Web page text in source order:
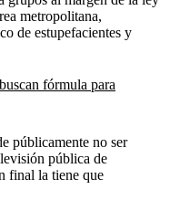
metropolitana,
de estupefacientes y
fórmula para
públicamente no ser
pública de
final la tiene que